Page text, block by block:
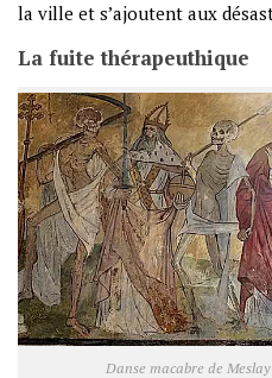
la ville et s’ajoutent aux
La fuite thérapeuthique
Danse macabre de